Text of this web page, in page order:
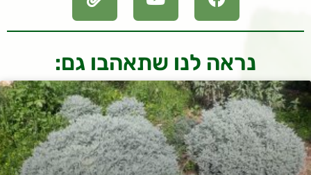
נראה לנו שתאהבו גם: